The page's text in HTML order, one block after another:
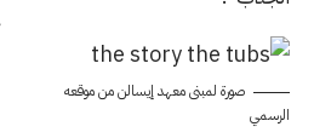
صورة لمبنى معهد إيسالن من موقعه
الرسمي